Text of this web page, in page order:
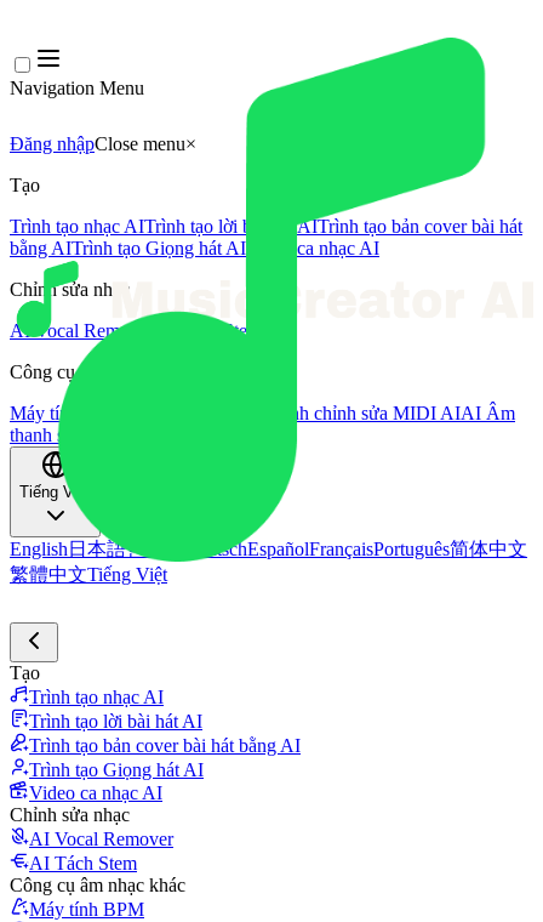
Navigation Menu
Đăng nhậpClose menu×
Tạo
Trình tạo nhạc AITrình tạo lời bài hát AITrình tạo bản cover bài hát
bằng AITrình tạo Giọng hát AI Video ca nhạc AI
Chỉnh sửa nhạc
AI Vocal Remover
AI Tách Stem
Công cụ âm nhạc khác
Máy tính BPM
Trình chỉnh sửa MIDI AIAI Âm
thanh sang MIDI
Tiếng Việt
English 日本語한국어 DeutschEspañolFrançaisPortuguês简体中文
繁體中文Tiếng Việt
Tạo
Trình tạo nhạc AI
Trình tạo lời bài hát AI
Trình tạo bản cover bài hát bằng AI
Trình tạo Giọng hát AI
Video ca nhạc AI
Chỉnh sửa nhạc
AI Vocal Remover
AI Tách Stem
Công cụ âm nhạc khác
Máy tính BPM